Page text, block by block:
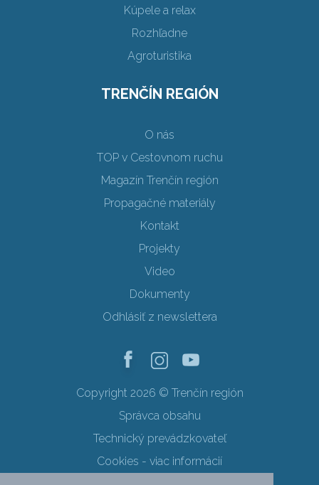
Kúpele a relax
Rozhľadne
Agroturistika
TRENČÍN REGIÓN
O nás
TOP v Cestovnom ruchu
Magazín Trenčín región
Propagačné materiály
Kontakt
Projekty
Video
Dokumenty
Odhlásiť z newslettera
Copyright 2026 © Trenčín región
Správca obsahu
Technický prevádzkovateľ
Cookies - viac informácií